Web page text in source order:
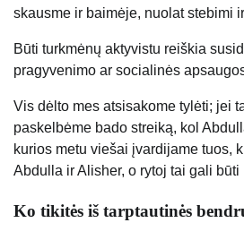
skausme ir baimėje, nuolat stebimi
Būti turkmėnų aktyvistu reiškia
pragyvenimo ar socialinės
Vis dėlto mes atsisakome tylėti; jei
paskelbėme bado streiką, kol
kurios metu viešai įvardijame tuos,
Abdulla ir Alisher, o rytoj tai gali būti
Ko tikitės iš tarptautinės